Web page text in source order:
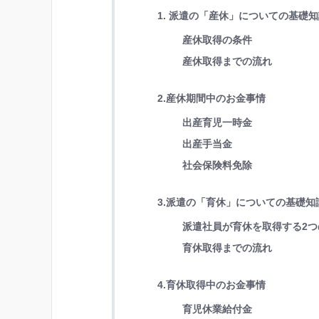
1. 派遣の「産休」についての基礎
産休取得の条件
産休取得までの流れ
2.産休期間中のお金事情
出産育児一時金
出産手当金
社会保険料免除
3.派遣の「育休」についての基礎知
派遣社員が育休を取得する2
育休取得までの流れ
4.育休取得中のお金事情
育児休業給付金